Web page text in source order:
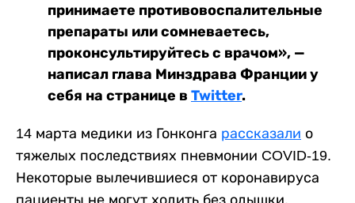
принимаете противовоспалительные
препараты или сомневаетесь,
проконсультируйтесь с врачом», —
написал глава Минздрава Франции у
себя на странице в Twitter.
14 марта медики из Гонконга рассказали о
тяжелых последствиях пневмонии COVID-19.
Некоторые вылечившиеся от коронавируса
пациенты не могут ходить без одышки.